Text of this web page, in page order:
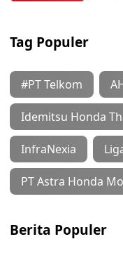
Tag Populer
#PT Telkom
Idemitsu Honda
InfraNexia
PT Astra Honda
Berita Populer